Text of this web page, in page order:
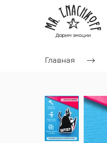
Главная